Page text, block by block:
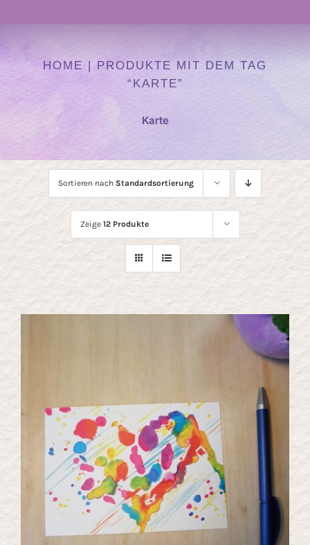
Navigation
Atelier
Kurse
Auftragskunst
Kunst Onlineshop
Über mich
HOME | PRODUKTE MIT DEM TAG
“KARTE”
Karte
Sortieren nach Standardsortierung
Zeige 12 Produkte